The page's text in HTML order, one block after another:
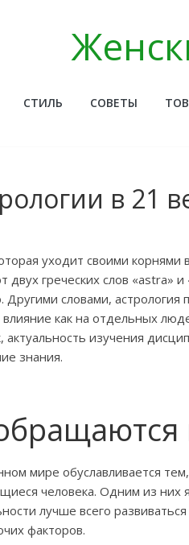
СТИЛЬ СОВЕТЫ
в 21
уходит своими корнями
двух греческих слов «astra»
словами, астрология
как на отдельных
изучения
знания.
мире обуславливается
человека. Одним из них
лучше всего
факторов.